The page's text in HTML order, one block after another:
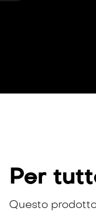
Per
Questo